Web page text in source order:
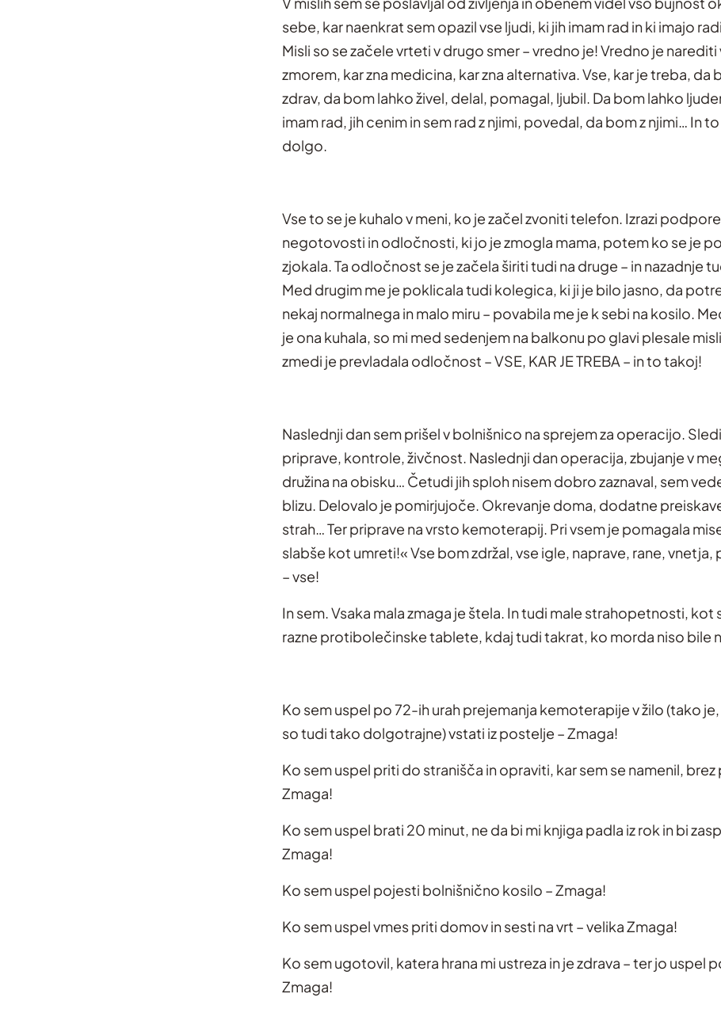
sebe, kar naenkrat sem opazil vse ljudi, ki jih imam rad in ki imajo
Misli so se začele vrteti v drugo smer – vredno je! Vredno je narediti
zmorem, kar zna medicina, kar zna alternativa. Vse, kar je treba, da
zdrav, da bom lahko živel, delal, pomagal, ljubil. Da bom lahko
imam rad, jih cenim in sem rad z njimi, povedal, da bom z njimi… In
dolgo.
Vse to se je kuhalo v meni, ko je začel zvoniti telefon. Izrazi
negotovosti in odločnosti, ki jo je zmogla mama, potem ko se je
zjokala. Ta odločnost se je začela širiti tudi na druge – in nazadnje
Med drugim me je poklicala tudi kolegica, ki ji je bilo jasno, da
nekaj normalnega in malo miru – povabila me je k sebi na kosilo.
je ona kuhala, so mi med sedenjem na balkonu po glavi plesale
zmedi je prevladala odločnost – VSE, KAR JE TREBA – in to takoj!
Naslednji dan sem prišel v bolnišnico na sprejem za operacijo.
priprave, kontrole, živčnost. Naslednji dan operacija, zbujanje v
družina na obisku… Četudi jih sploh nisem dobro zaznaval, sem
blizu. Delovalo je pomirjujoče. Okrevanje doma, dodatne
strah… Ter priprave na vrsto kemoterapij. Pri vsem je pomagala
slabše kot umreti!« Vse bom zdržal, vse igle, naprave, rane, vnetja,
– vse!
In sem. Vsaka mala zmaga je štela. In tudi male strahopetnosti, kot
razne protibolečinske tablete, kdaj tudi takrat, ko morda niso bile
Ko sem uspel po 72-ih urah prejemanja kemoterapije v žilo (tako
so tudi tako dolgotrajne) vstati iz postelje – Zmaga!
Ko sem uspel priti do stranišča in opraviti, kar sem se namenil,
Zmaga!
Ko sem uspel brati 20 minut, ne da bi mi knjiga padla iz rok in bi
Zmaga!
Ko sem uspel pojesti bolnišnično kosilo – Zmaga!
Ko sem uspel vmes priti domov in sesti na vrt – velika Zmaga!
Ko sem ugotovil, katera hrana mi ustreza in je zdrava – ter jo uspel
Zmaga!